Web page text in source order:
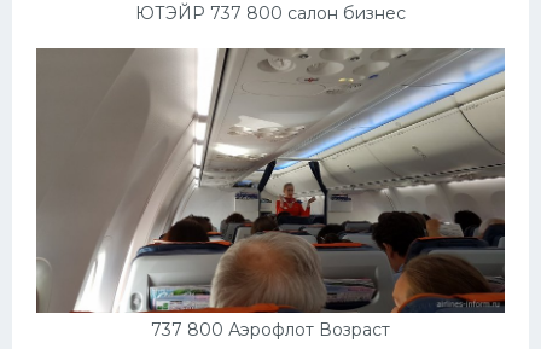
ЮТЭЙР 737 800 салон бизнес
737 800 Аэрофлот Возраст